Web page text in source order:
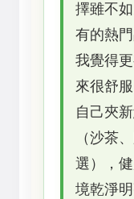
擇雖不
有的熱
我覺得
來很舒
自己夾
（沙茶
選），
境乾淨